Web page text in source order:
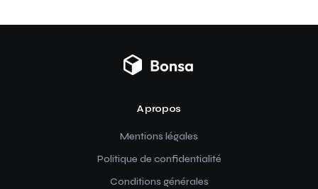
A propos
Mentions légales
Politique de confidentialité
Conditions générales